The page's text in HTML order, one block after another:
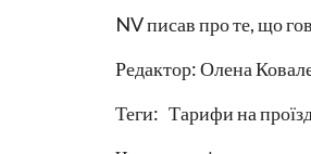
NV писав про те, що
Редактор: Олена
Теги: Тарифи на